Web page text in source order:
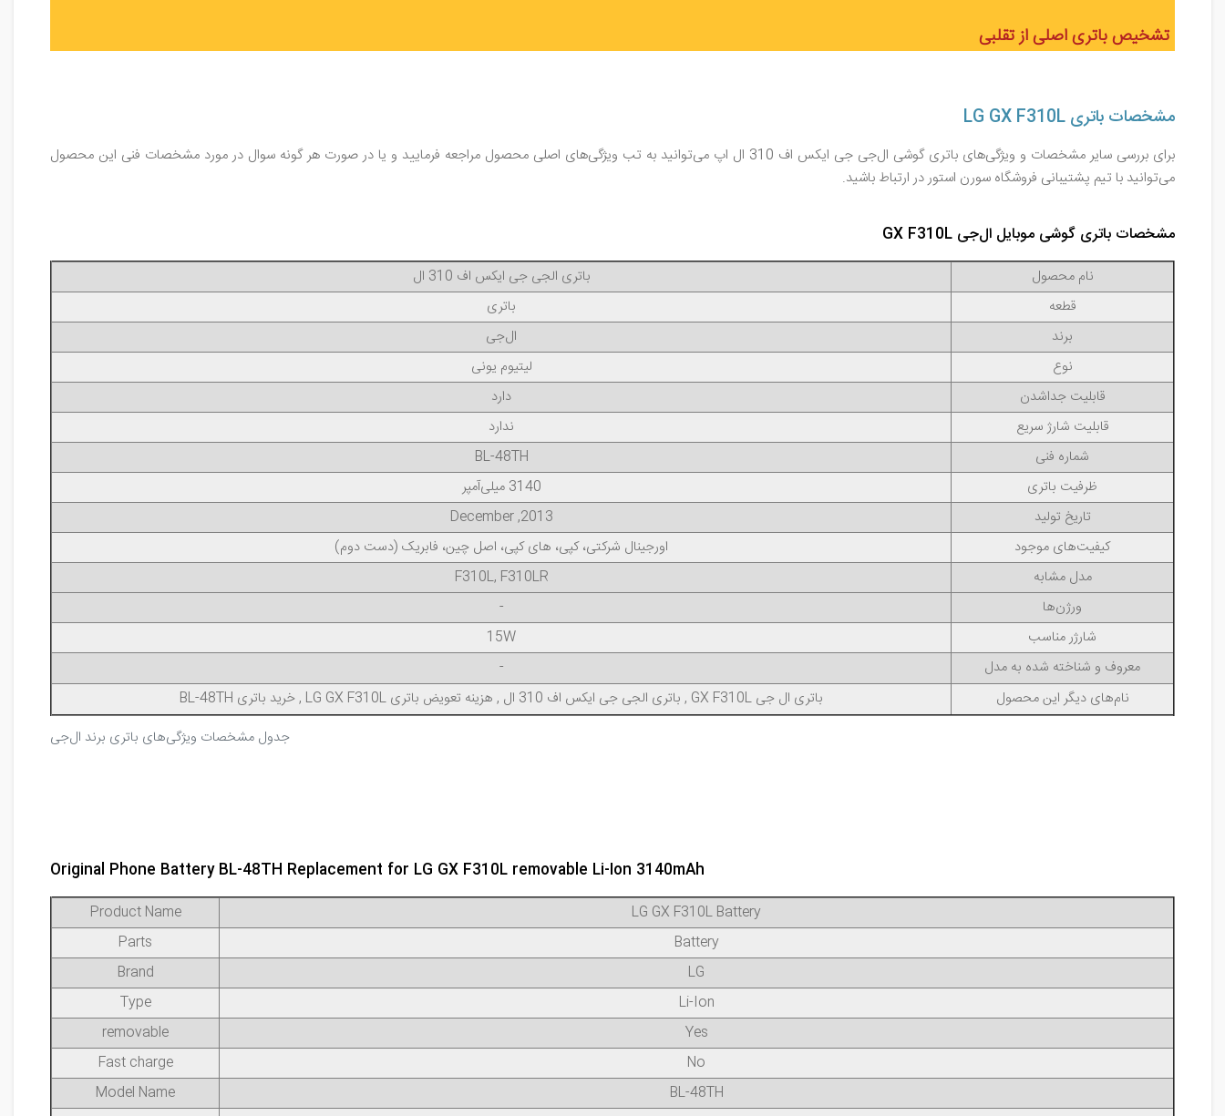
تشخیص باتری اصلی از تقلبی
مشخصات باتری LG GX F310L
برای بررسی سایر مشخصات و ویژگی‌های باتری گوشی ال‌جی جی ایکس اف 310 ال اپ می‌توانید به تب ویژگی‌های اصلی محصول مراجعه فرمایید و یا در صورت هر گونه سوال در مورد مشخصات فنی این محصول
می‌توانید با تیم پشتیبانی فروشگاه سورن استور در ارتباط باشید.
مشخصات باتری گوشی موبایل ال‌جی GX F310L
جدول مشخصات ویژگی‌های باتری برند ال‌جی
نام محصول
باتری الجی جی ایکس اف 310 ال
قطعه
باتری
برند
ال‌جی
نوع
لیتیوم یونی
قابلیت جداشدن
دارد
قابلیت شارژ سریع
ندارد
شماره فنی
BL-48TH
ظرفیت باتری
3140 میلی‌آمپر
تاریخ تولید
2013, December
کیفیت‌های موجود
اورجینال شرکتی، کپی، های کپی، اصل چین، فابریک (دست دوم)
مدل مشابه
F310L, F310LR
ورژن‌ها
-
شارژر مناسب
15W
معروف و شناخته شده به مدل
-
نام‌های دیگر این محصول
باتری ال جی GX F310L , باتری الجی جی ایکس اف 310 ال , هزینه تعویض باتری LG GX F310L , خرید باتری BL-48TH
Original Phone Battery BL-48TH Replacement for LG GX F310L removable Li-Ion 3140mAh
Product Name
LG GX F310L Battery
Parts
Battery
Brand
LG
Type
Li-Ion
removable
Yes
Fast charge
No
Model Name
BL-48TH